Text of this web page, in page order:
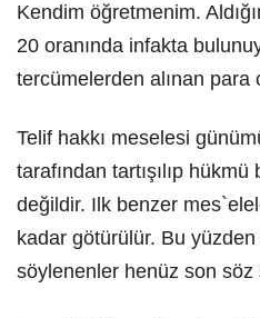
Kendim öğretmenim.
20 oranında infakta
tercümelerden alınan para
Telif hakkı meselesi
tarafından tartışılıp
değildir. Ilk benzer
kadar götürülür. Bu
söylenenler henüz son söz